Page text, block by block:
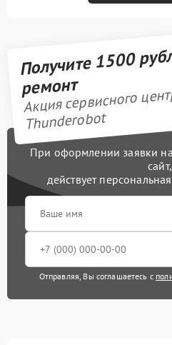
Получите 1500
ремонт
Акция сервисного
Thunderobot
При оформлении заявки
сайт,
действует
Отправляя, Вы соглашаетесь с